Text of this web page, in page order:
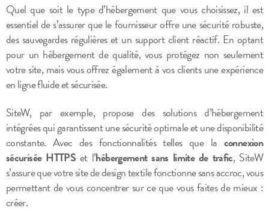
Quel que soit le type d’hébergement que vous choisissez, il est
essentiel de s’assurer que le fournisseur offre une sécurité robuste,
des sauvegardes régulières et un support client réactif. En optant
pour un hébergement de qualité, vous protégez non seulement
votre site, mais vous offrez également à vos clients une expérience
en ligne fluide et sécurisée.
SiteW, par exemple, propose des solutions d’hébergement
intégrées qui garantissent une sécurité optimale et une disponibilité
constante. Avec des fonctionnalités telles que la connexion
sécurisée HTTPS et l’hébergement sans limite de trafic, SiteW
s’assure que votre site de design textile fonctionne sans accroc, vous
permettant de vous concentrer sur ce que vous faites de mieux :
créer.